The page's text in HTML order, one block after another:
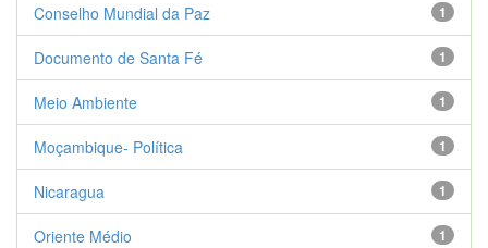
1
Conselho Mundial da Paz
1
Documento de Santa Fé
1
Meio Ambiente
1
Moçambique- Política
1
Nicaragua
1
Oriente Médio